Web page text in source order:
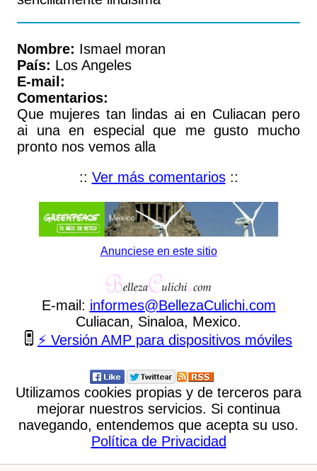
Nombre: Ismael moran
País: Los Angeles
E-mail:
Comentarios:
Que mujeres tan lindas ai en Culiacan pero
ai una en especial que me gusto mucho
pronto nos vemos alla
:: Ver más comentarios::
Anunciese en este sitio
E-mail: informes@BellezaCulichi.com
Culiacan, Sinaloa, Mexico.
⚡ Versión AMP para dispositivos móviles
Utilizamos cookies propias y de terceros para
mejorar nuestros servicios. Si continua
navegando, entendemos que acepta su uso.
Política de Privacidad